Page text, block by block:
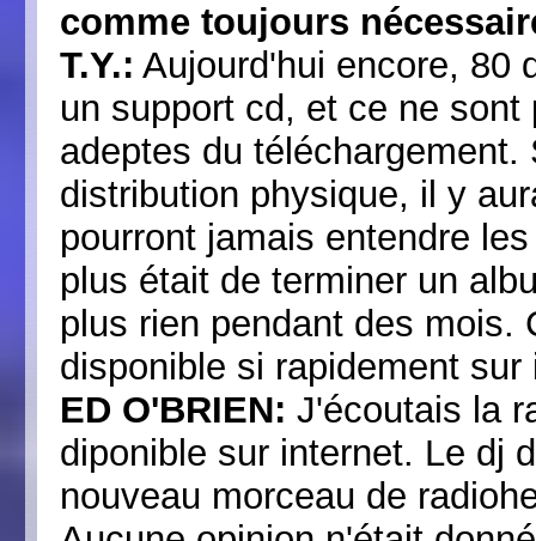
comme toujours
T.Y.: Aujourd'hui encore, 80
un support cd, et ce ne
adeptes du
distribution physique, il y
pourront jamais entendre
plus était de terminer un
plus rien pendant des mois.
disponible si rapidement
ED O'BRIEN: J'écoutais la
diponible sur internet. Le dj
nouveau morceau de